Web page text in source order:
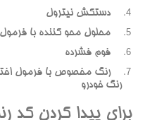
دستکش نيترول
محلول محو کننده با
فوم فشرده
رنگ مخصوص با فرمول
رنگ خودرو
براي پيدا کردن